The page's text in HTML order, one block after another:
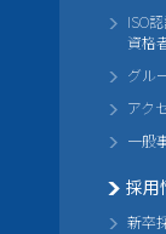
ISO
資格
グル
アク
一般
採用
新卒